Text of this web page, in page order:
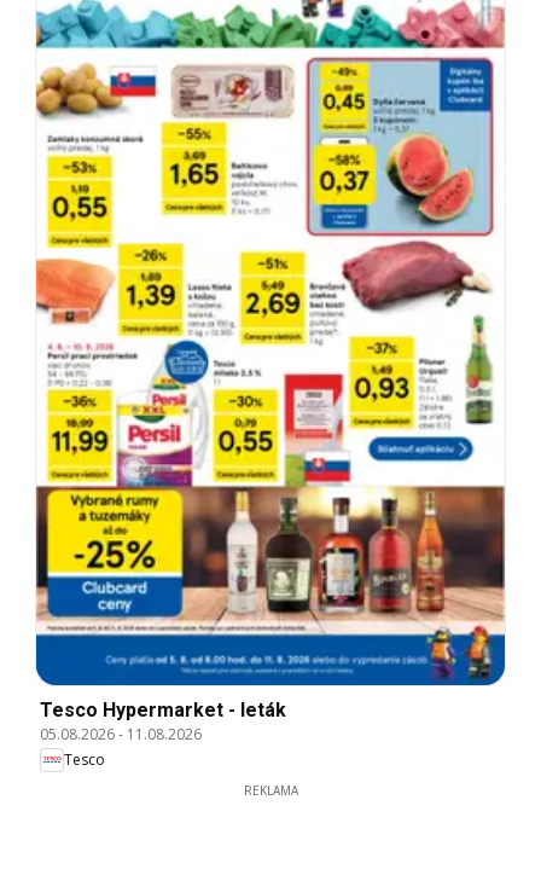
Tesco Hypermarket - leták
05.08.2026- 11.08.2026
Tesco
REKLAMA